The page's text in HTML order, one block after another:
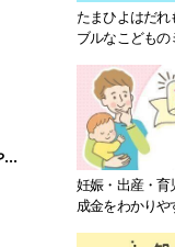
たまひよはだ
ブルなこども
妊娠・出産・
成金をわかりや